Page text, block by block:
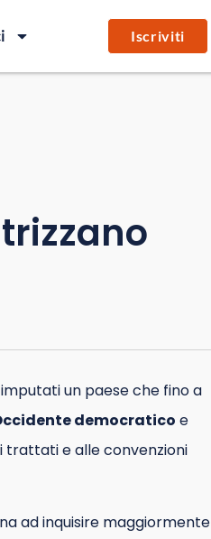
Iscriviti
un paese che fino a
democratico e
trattati e alle convenzioni
ad inquisire maggiormente